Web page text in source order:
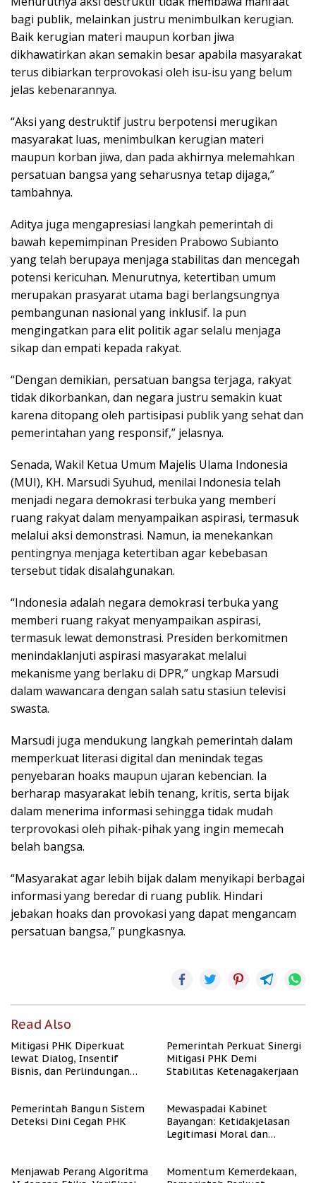
bagi publik, melainkan justru menimbulkan kerugian.
Baik kerugian materi maupun korban jiwa
dikhawatirkan akan semakin besar apabila masyarakat
terus dibiarkan terprovokasi oleh isu-isu yang belum
jelas kebenarannya.
“Aksi yang destruktif justru berpotensi merugikan
masyarakat luas, menimbulkan kerugian materi
maupun korban jiwa, dan pada akhirnya melemahkan
persatuan bangsa yang seharusnya tetap dijaga,”
tambahnya.
Aditya juga mengapresiasi langkah pemerintah di
bawah kepemimpinan Presiden Prabowo Subianto
yang telah berupaya menjaga stabilitas dan mencegah
potensi kericuhan. Menurutnya, ketertiban umum
merupakan prasyarat utama bagi berlangsungnya
pembangunan nasional yang inklusif. Ia pun
mengingatkan para elit politik agar selalu menjaga
sikap dan empati kepada rakyat.
“Dengan demikian, persatuan bangsa terjaga, rakyat
tidak dikorbankan, dan negara justru semakin kuat
karena ditopang oleh partisipasi publik yang sehat dan
pemerintahan yang responsif,” jelasnya.
Senada, Wakil Ketua Umum Majelis Ulama Indonesia
(MUI), KH. Marsudi Syuhud, menilai Indonesia telah
menjadi negara demokrasi terbuka yang memberi
ruang rakyat dalam menyampaikan aspirasi, termasuk
melalui aksi demonstrasi. Namun, ia menekankan
pentingnya menjaga ketertiban agar kebebasan
tersebut tidak disalahgunakan.
“Indonesia adalah negara demokrasi terbuka yang
memberi ruang rakyat menyampaikan aspirasi,
termasuk lewat demonstrasi. Presiden berkomitmen
menindaklanjuti aspirasi masyarakat melalui
mekanisme yang berlaku di DPR,” ungkap Marsudi
dalam wawancara dengan salah satu stasiun televisi
swasta.
Marsudi juga mendukung langkah pemerintah dalam
memperkuat literasi digital dan menindak tegas
penyebaran hoaks maupun ujaran kebencian. Ia
berharap masyarakat lebih tenang, kritis, serta bijak
dalam menerima informasi sehingga tidak mudah
terprovokasi oleh pihak-pihak yang ingin memecah
belah bangsa.
“Masyarakat agar lebih bijak dalam menyikapi berbagai
informasi yang beredar di ruang publik. Hindari
jebakan hoaks dan provokasi yang dapat mengancam
persatuan bangsa,” pungkasnya.
Read Also
Mitigasi PHK Diperkuat
lewat Dialog, Insentif
Bisnis, dan Perlindungan
Pemerintah Perkuat Sinergi
Mitigasi PHK Demi
Stabilitas Ketenagakerjaan
Pemerintah Bangun Sistem
Deteksi Dini Cegah PHK
Mewaspadai Kabinet
Bayangan: Ketidakjelasan
Legitimasi Moral dan
Menjawab Perang Algoritma
Momentum Kemerdekaan,